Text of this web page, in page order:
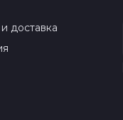
доставка